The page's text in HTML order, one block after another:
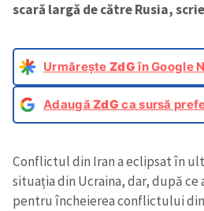
scară largă de către Rusia, scrie
Urmărește ZdGîn Google
AdaugăZdG ca sursă
Conflictul din Iran a eclipsat în
situația din Ucraina, dar, după ce
pentru încheierea conflictului